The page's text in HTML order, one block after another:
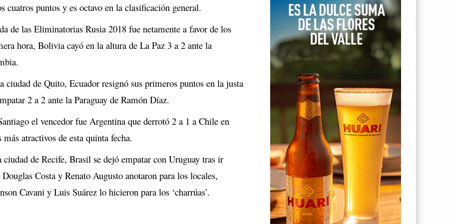
cuatros puntos y es octavo en la clasificación general.
de las Eliminatorias Rusia 2018 fue netamente a favor de los
hora, Bolivia cayó en la altura de La Paz 3 a 2 ante la
ciudad de Quito, Ecuador resignó sus primeros puntos en la justa
2 a 2 ante la Paraguay de Ramón Díaz.
el vencedor fue Argentina que derrotó 2 a 1 a Chile en
atractivos de esta quinta fecha.
de Recife, Brasil se dejó empatar con Uruguay tras ir
Costa y Renato Augusto anotaron para los locales,
Cavani y Luis Suárez lo hicieron para los ‘charrúas’.